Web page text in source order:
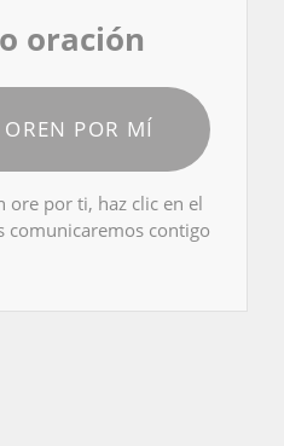
oración
POR MÍ
ore por ti, haz clic en el
comunicaremos contigo